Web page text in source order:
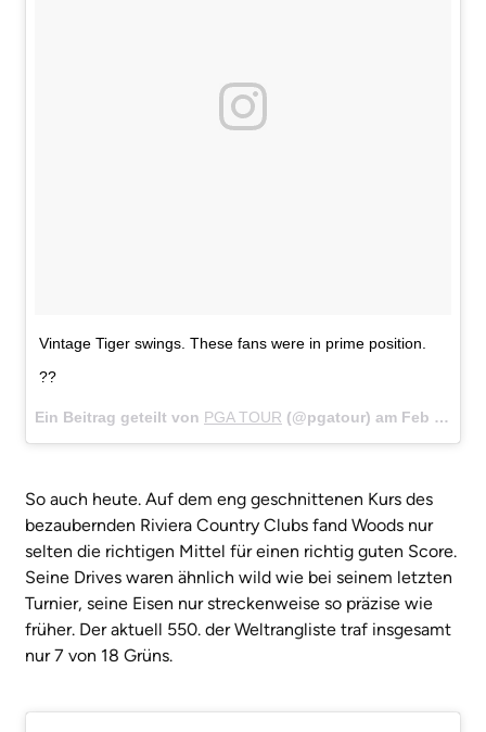
Vintage Tiger swings. These fans were in prime position.
??
Ein Beitrag geteilt von PGA TOUR (@pgatour) am Feb 15, 2018 um 8:15 PST
So auch heute. Auf dem eng geschnittenen Kurs des
bezaubernden Riviera Country Clubs fand Woods nur
selten die richtigen Mittel für einen richtig guten Score.
Seine Drives waren ähnlich wild wie bei seinem letzten
Turnier, seine Eisen nur streckenweise so präzise wie
früher. Der aktuell 550. der Weltrangliste traf insgesamt
nur 7 von 18 Grüns.